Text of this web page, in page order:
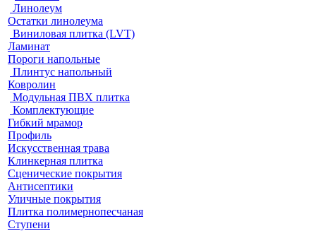
Линолеум
Остатки линолеума
Виниловая плитка (LVT)
Ламинат
Пороги напольные
Плинтус напольный
Ковролин
Модульная ПВХ плитка
Комплектующие
Гибкий мрамор
Профиль
Искусственная трава
Клинкерная плитка
Сценические покрытия
Антисептики
Уличные покрытия
Плитка полимернопесчаная
Ступени